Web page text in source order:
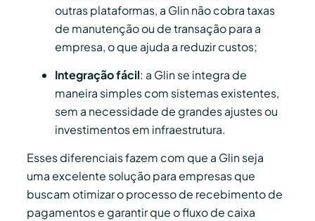
outras plataformas, a Glin não cobra taxas
de manutenção ou de transação para a
empresa, o que ajuda a reduzir custos;
Integração fácil: a Glin se integra de
maneira simples com sistemas existentes,
sem a necessidade de grandes ajustes ou
investimentos em infraestrutura.
Esses diferenciais fazem com que a Glin seja
uma excelente solução para empresas que
buscam otimizar o processo de recebimento de
pagamentos e garantir que o fluxo de caixa